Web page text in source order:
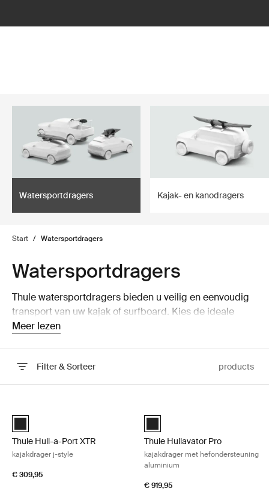
Watersportdragers Kajak- en kanodragers
Start / Watersportdragers
Watersportdragers
Thule watersportdragers bieden u veilig en eenvoudig
transport van uw kajak of surfboard. Kies de ideale
watersportdrager voor uw passie.
Meer lezen
Filter & Sorteer products
Thule Hull-a-Port XTR Zwart (selected)
Thule Hull-a-Port XTR
kajakdrager j-style
€ 309,95
Thule Hullavator Pro Zwart
Thule Hullavator Pro
kajakdrager met hefondersteuning
aluminium
€ 919,95